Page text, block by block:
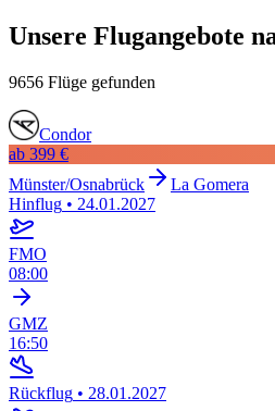
Unsere Flugangebote
9656 Flüge gefunden
Condor
ab 399 €
Münster/Osnabrück
La Gomera
Hinflug • 24.01.2027
FMO
08:00
GMZ
16:50
Rückflug • 28.01.2027